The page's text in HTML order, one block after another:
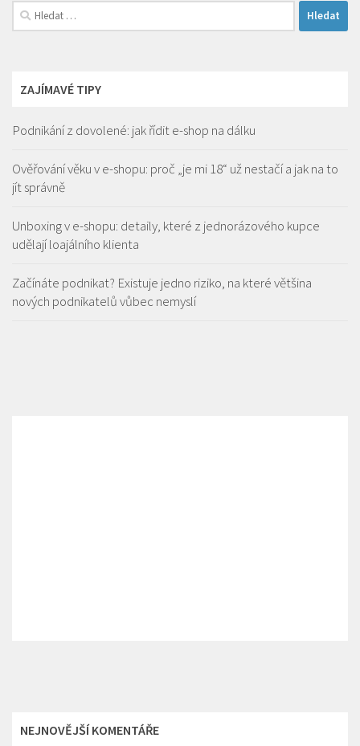
Vyhledávání
ZAJÍMAVÉ TIPY
Podnikání z dovolené: jak řídit e-shop na dálku
Ověřování věku v e-shopu: proč „je mi 18“ už nestačí a jak na to
jít správně
Unboxing v e-shopu: detaily, které z jednorázového kupce
udělají loajálního klienta
Začínáte podnikat? Existuje jedno riziko, na které většina
nových podnikatelů vůbec nemyslí
NEJNOVĚJŠÍ KOMENTÁŘE